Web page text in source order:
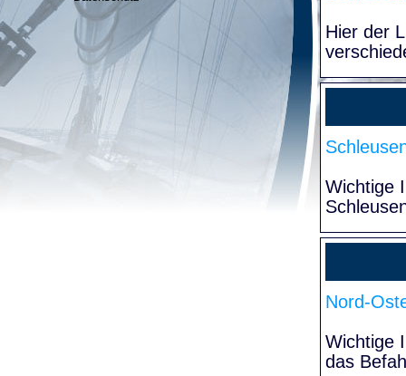
Hier der
Wichtige
Nord-
Wichtige
das